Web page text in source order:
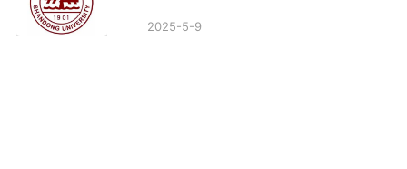
2025-5-9